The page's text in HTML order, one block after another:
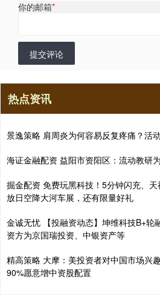
你的邮箱*
提交评论
热点资讯
景逸策略 肩周炎为何容易反复疼痛？活
海证金融配资 益阳市资阳区：流动教研
掘金配资 免费玩黑科技！5分钟闪充、
放日空降大河车展，还有限量好礼
金诚无忧 【投融资动态】坤维科技B+轮
资方为京国瑞投资、中银资产等
精高策略 大摩：美投资者对中国市场兴
90%愿意增中资股配置